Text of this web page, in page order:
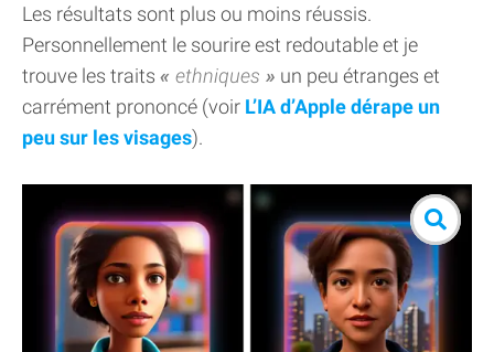
Les résultats sont plus ou moins réussis.
Personnellement le sourire est redoutable et je
trouve les traits
ethniques
un peu étranges et
carrément prononcé (voir L’IA d’Apple dérape un
peu sur les visages).